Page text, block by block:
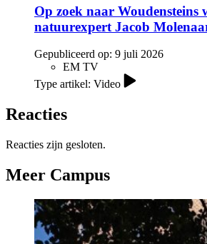
Op zoek naar Woudensteins
natuurexpert Jacob
Gepubliceerd op: 9 juli 2026
EM TV
Type artikel: Video
Reacties
Reacties zijn gesloten.
Meer Campus